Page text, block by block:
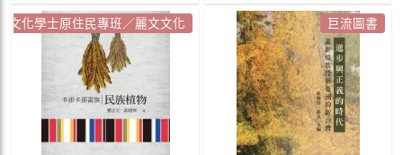
文化學士原住民專班／麗文文化 巨流圖書